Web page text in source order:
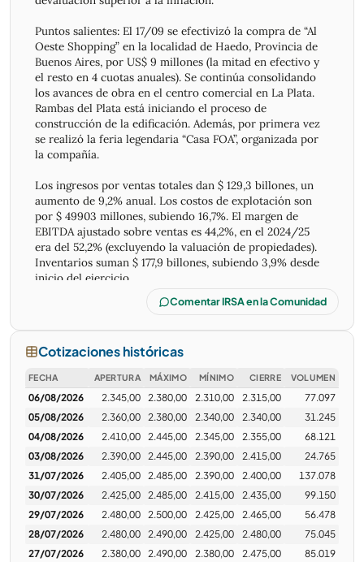
Puntos salientes: El 17/09 se efectivizó la compra de “Al
Oeste Shopping” en la localidad de Haedo, Provincia de
Buenos Aires, por US$ 9 millones (la mitad en efectivo y
el resto en 4 cuotas anuales). Se continúa consolidando
los avances de obra en el centro comercial en La Plata.
Rambas del Plata está iniciando el proceso de
construcción de la edificación. Además, por primera vez
se realizó la feria legendaria “Casa FOA”, organizada por
la compañía.
Los ingresos por ventas totales dan $ 129,3 billones, un
aumento de 9,2% anual. Los costos de explotación son
por $ 49903 millones, subiendo 16,7%. El margen de
EBITDA ajustado sobre ventas es 44,2%, en el 2024/25
era del 52,2% (excluyendo la valuación de propiedades).
Inventarios suman $ 177,9 billones, subiendo 3,9% desde
inicio del ejercicio.
Por facturación de segmentos se desglosa: Centros
comercial (20,6%) suben 14,1%. Hoteles (13,8%) bajan
-2,3%, producto de menor asistencia en el Llao Llao por
falta de nieve y menor tarifa. Oficinas (4,7%) suben
12,6%, por ocupación plena y por mayor devaluación
respecto a la inflación. Venta y desarrollos (3,1%) suben
110,4%.
El nivel de ocupación de los Malls va de 96,8% al 97,8%
anual. El total de facturación acumulada de los
locatarios es -7% menor a 2024/25. El Abasto Shopping
es el que más factura (12,1%) y baja un -17,2% anual; el
que más crece es “La Ribera Shopping” con un 10,8%.
Indumentaria y calzado es 50,3% del total facturado,
bajando -15,5%, el que más crece es entretenimiento con
Comentar IRSA en la Comunidad
Cotizaciones históricas
FECHA APERTURA MÁXIMO MÍNIMO CIERRE VOLUMEN
06/08/2026 2.345,00 2.380,00 2.310,00 2.315,00
77.097
05/08/2026
2.360,00 2.380,00 2.340,00 2.340,00
31.245
04/08/2026
2.410,00 2.445,00 2.345,00 2.355,00
68.121
03/08/2026
2.390,00 2.445,00 2.390,00 2.415,00
24.765
31/07/2026
2.405,00 2.485,00 2.390,00 2.400,00
137.078
30/07/2026
2.425,00 2.485,00 2.415,00 2.435,00
99.150
29/07/2026
2.480,00 2.500,00 2.425,00 2.465,00
56.478
28/07/2026
2.480,00 2.490,00 2.425,00 2.480,00
75.045
27/07/2026
2.380,00 2.490,00 2.380,00 2.475,00
85.019